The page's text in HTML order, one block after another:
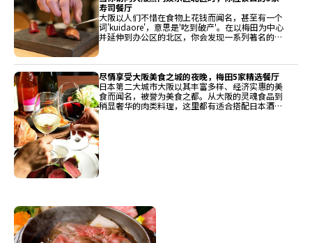
寿司餐厅
大阪以人们不惜在食物上花钱而闻名，甚至有一个
词'kuidaore'，意思是'吃到破产'。在以梅田为中心
并延伸到办公区的北区，你会发现一系列著名的餐
一定要尝试。
尽情享受大阪美食之城的夜晚，梅田5家精选餐厅
日本第二大城市大阪以其丰富多样、经济实惠的美
食而闻名，被誉为美食之都。从大阪的灵魂食品到
稍显奢华的肉类料理，这里都有适合搭配日本酒和